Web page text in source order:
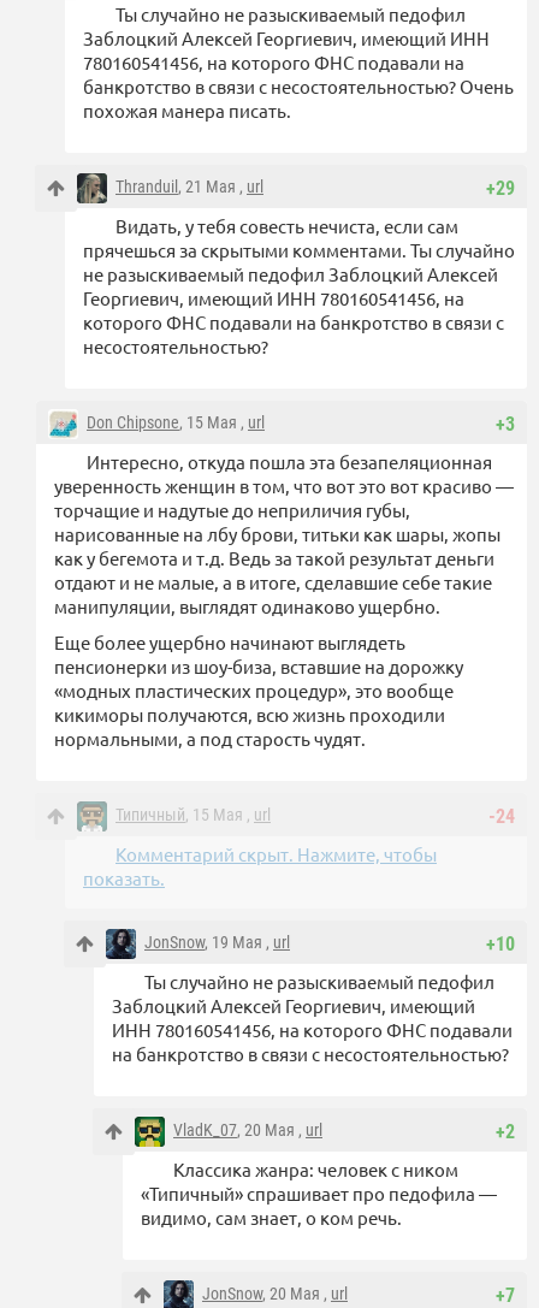
Ты случайно не разыскиваемый педофил
Заблоцкий Алексей Георгиевич, имеющий ИНН
780160541456, на которого ФНС подавали на
банкротство в связи с несостоятельностью? Очень
похожая манера писать.
+29
Thranduil , 21 Мая , url
Видать, у тебя совесть нечиста, если сам
прячешься за скрытыми комментами. Ты случайно
не разыскиваемый педофил Заблоцкий Алексей
Георгиевич, имеющий ИНН 780160541456, на
которого ФНС подавали на банкротство в связи с
несостоятельностью?
+3
Don Chipsone, 15 Мая , url
Интересно, откуда пошла эта безапеляционная
уверенность женщин в том, что вот это вот красиво —
торчащие и надутые до неприличия губы,
нарисованные на лбу брови, титьки как шары, жопы
как у бегемота и т.д. Ведь за такой результат деньги
отдают и не малые, а в итоге, сделавшие себе такие
манипуляции, выглядят одинаково ущербно.
Еще более ущербно начинают выглядеть
пенсионерки из шоу-биза, вставшие на дорожку
«модных пластических процедур», это вообще
кикиморы получаются, всю жизнь проходили
нормальными, а под старость чудят.
-24
Типичный, 15 Мая , url
Комментарий скрыт. Нажмите, чтобы
показать.
+10
JonSnow, 19 Мая , url
Ты случайно не разыскиваемый педофил
Заблоцкий Алексей Георгиевич, имеющий
ИНН 780160541456, на которого ФНС подавали
на банкротство в связи с несостоятельностью?
+2
VladK_07, 20 Мая , url
Классика жанра: человек с ником
«Типичный» спрашивает про педофила —
видимо, сам знает, о ком речь.
+7
JonSnow, 20 Мая , url